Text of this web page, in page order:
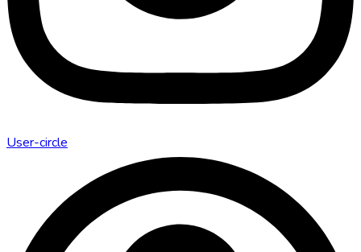
User-circle